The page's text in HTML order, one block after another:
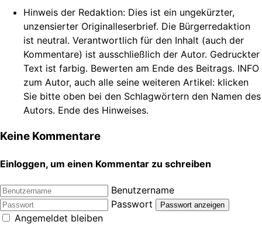
Hinweis der Redaktion: Dies ist ein ungekürzter,
unzensierter Originalleserbrief. Die Bürgerredaktion
ist neutral. Verantwortlich für den Inhalt (auch der
Kommentare) ist ausschließlich der Autor. Gedruckter
Text ist farbig. Bewerten am Ende des Beitrags. INFO
zum Autor, auch alle seine weiteren Artikel: klicken
Sie bitte oben bei den Schlagwörtern den Namen des
Autors. Ende des Hinweises.
Keine Kommentare
Einloggen, um einen Kommentar zu schreiben
Benutzername
Passwort
Passwort anzeigen
Angemeldet bleiben